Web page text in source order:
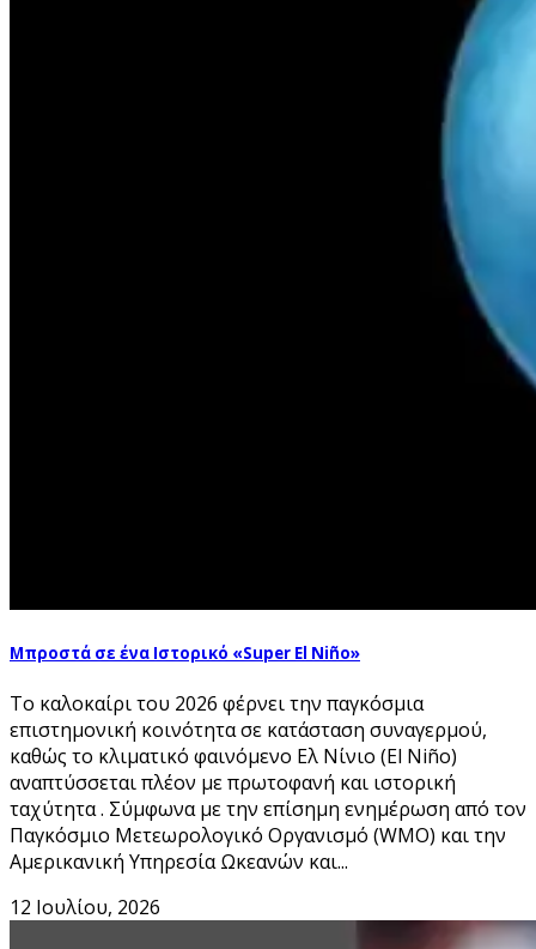
Μπροστά σε ένα Ιστορικό «Super El Niño»
Το καλοκαίρι του 2026 φέρνει την παγκόσμια
επιστημονική κοινότητα σε κατάσταση συναγερμού,
καθώς το κλιματικό φαινόμενο Ελ Νίνιο (El Niño)
αναπτύσσεται πλέον με πρωτοφανή και ιστορική
ταχύτητα . Σύμφωνα με την επίσημη ενημέρωση από τον
Παγκόσμιο Μετεωρολογικό Οργανισμό (WMO) και την
Αμερικανική Υπηρεσία Ωκεανών και...
12 Ιουλίου, 2026